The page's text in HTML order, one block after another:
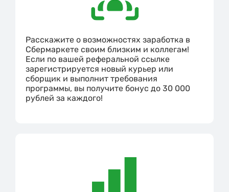
Расскажите о возможностях заработка в
Сбермаркете своим близким и коллегам!
Если по вашей реферальной ссылке
зарегистрируется новый курьер или
сборщик и выполнит требования
программы, вы получите бонус до 30 000
рублей за каждого!